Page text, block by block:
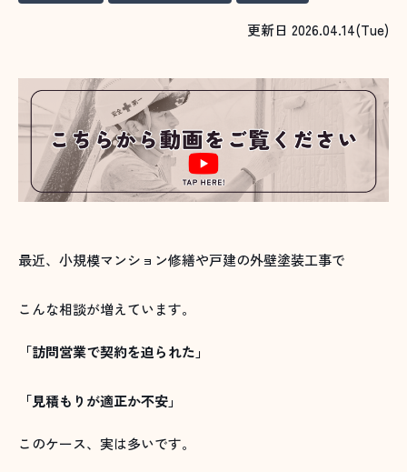
更新日 2026.04.14(Tue)
最近、小規模マンション修繕や戸建の外壁塗装工事で
こんな相談が増えています。
「訪問営業で契約を迫られた」
「見積もりが適正か不安」
このケース、実は多いです。